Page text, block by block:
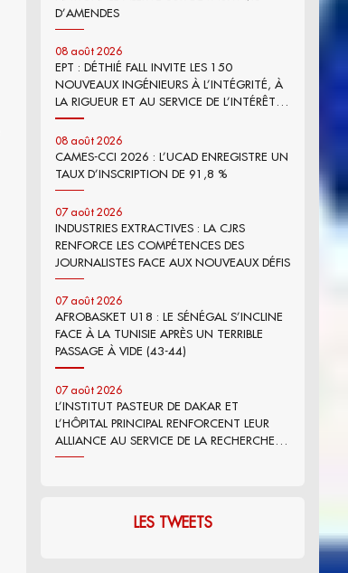
D’AMENDES
08 août 2026
EPT : DÉTHIÉ FALL INVITE LES 150
NOUVEAUX INGÉNIEURS À L’INTÉGRITÉ, À
LA RIGUEUR ET AU SERVICE DE L’INTÉRÊT
GÉNÉRAL
08 août 2026
CAMES-CCI 2026 : L’UCAD ENREGISTRE UN
TAUX D’INSCRIPTION DE 91,8 %
07 août 2026
INDUSTRIES EXTRACTIVES : LA CJRS
RENFORCE LES COMPÉTENCES DES
JOURNALISTES FACE AUX NOUVEAUX DÉFIS
07 août 2026
AFROBASKET U18 : LE SÉNÉGAL S’INCLINE
FACE À LA TUNISIE APRÈS UN TERRIBLE
PASSAGE À VIDE (43-44)
07 août 2026
L’INSTITUT PASTEUR DE DAKAR ET
L’HÔPITAL PRINCIPAL RENFORCENT LEUR
ALLIANCE AU SERVICE DE LA RECHERCHE
ET DE L’INNOVATION
LES TWEETS